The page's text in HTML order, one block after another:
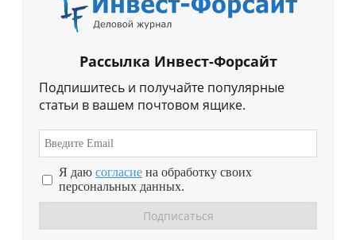
Рассылка Инвест-Форсайт
Подпишитесь и получайте популярные
статьи в вашем почтовом ящике.
Я даю согласие на обработку своих
персональных данных.